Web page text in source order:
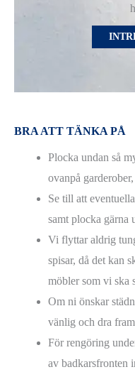
BRA ATT TÄNKA PÅ
Plocka undan så
ovanpå
Se till att
samt plocka gärna
Vi flyttar aldrig
spisar, då det kan
möbler som vi ska
Om ni önskar
vänlig och dra
För rengöring
av badkarsfronten